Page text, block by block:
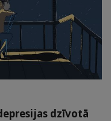
dzīvotā